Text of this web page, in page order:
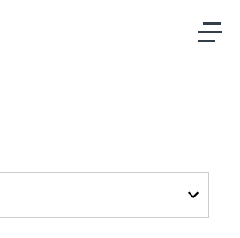
al contenido
y TV Usach